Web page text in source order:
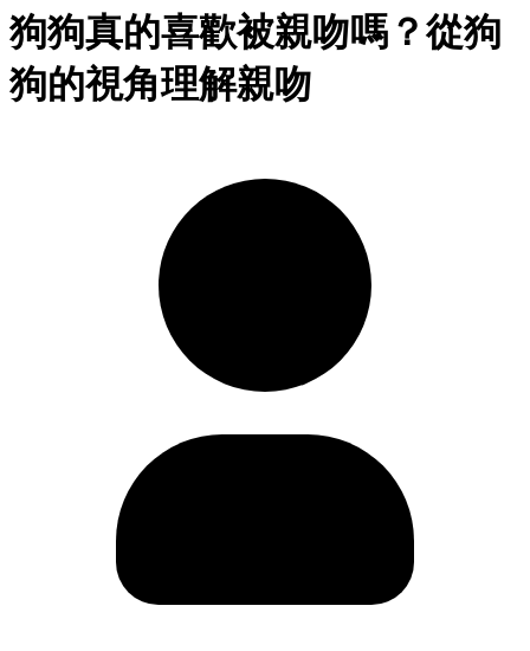
狗狗真的喜歡被親吻嗎？從狗
狗的視角理解親吻